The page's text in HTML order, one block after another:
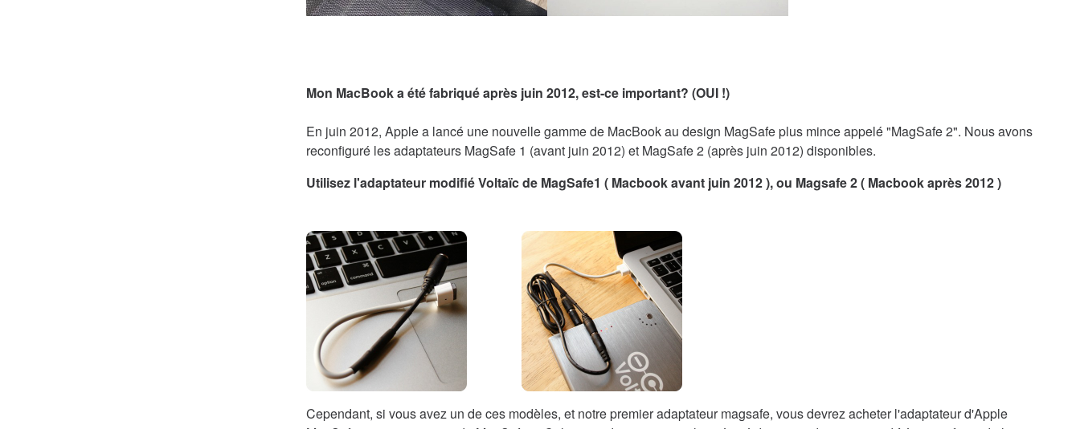
Mon MacBook a été fabriqué après juin 2012, est-ce important? (OUI !)
En juin 2012, Apple a lancé une nouvelle gamme de MacBook au design MagSafe plus mince appelé "MagSafe 2". Nous avons
reconfiguré les adaptateurs MagSafe 1 (avant juin 2012) et MagSafe 2 (après juin 2012) disponibles.
Utilisez l'adaptateur modifié Voltaïc de MagSafe1 ( Macbook avant juin 2012 ), ou Magsafe 2 ( Macbook après 2012 )
Cependant, si vous avez un de ces modèles, et notre premier adaptateur magsafe, vous devrez acheter l'adaptateur d'Apple